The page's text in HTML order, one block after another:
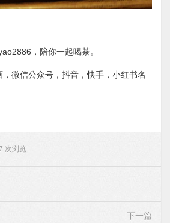
，陪你一起喝茶。
微信公众号，抖音，快手，小红书名
次浏览
下一篇